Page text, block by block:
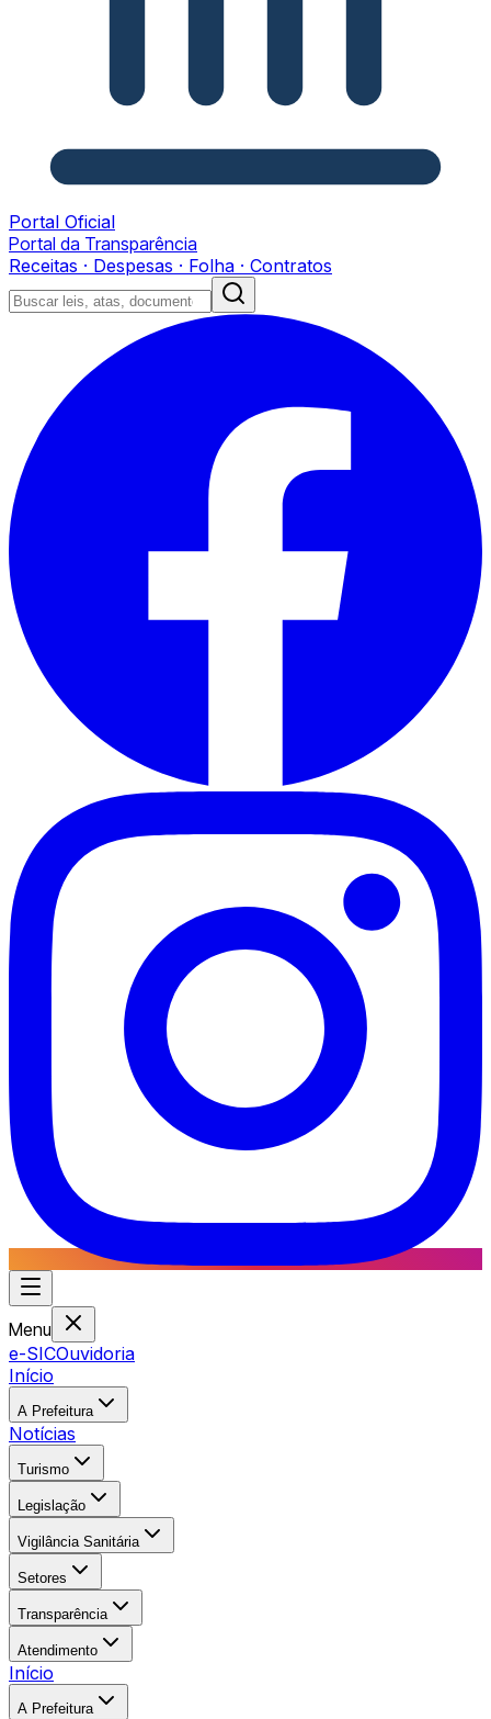
Portal Oficial
Portal da Transparência
Receitas · Despesas · Folha · Contratos
Menu
e-SICOuvidoria
Início
A Prefeitura
Notícias
Turismo
Legislação
Vigilância Sanitária
Setores
Transparência
Atendimento
Início
A Prefeitura